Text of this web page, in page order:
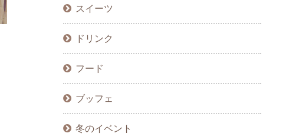
スイーツ
ドリンク
フード
ブッフェ
冬のイベント